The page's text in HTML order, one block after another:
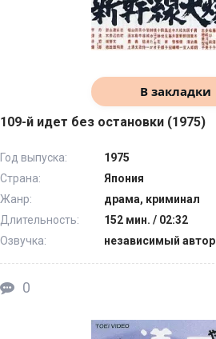
В закладки
109-й идет без остановки (1975)
Год выпуска:
1975
Страна:
Япония
Жанр:
драма, криминал
Длительность:
152 мин. / 02:32
Озвучка:
независимый автор
0